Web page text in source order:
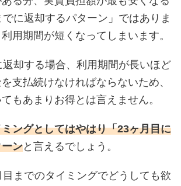
に返却するパターン」ではありま
用期間が短くなってしまいます。
却する場合、利用期間が長いほど
支払続けなければならないため、
もあまりお得とは言えません。
ングとしてはやはり「23ヶ月目に
ンと言えるでしょう。
までのタイミングでどうしても欲